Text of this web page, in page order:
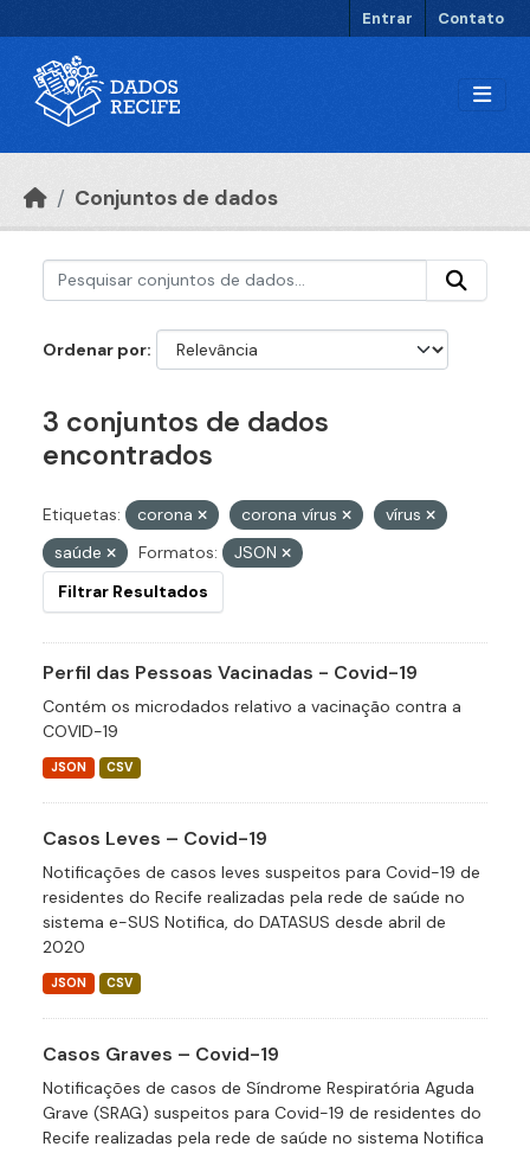
Entrar Contato
Conjuntos de dados
Ordenar por
3 conjuntos de dados
encontrados
Etiquetas: corona corona vírus
vírus
saúde
Formatos:
JSON
Filtrar Resultados
Perfil das Pessoas Vacinadas - Covid-19
Contém os microdados relativo a vacinação contra a
COVID-19
JSON CSV
Casos Leves – Covid-19
Notificações de casos leves suspeitos para Covid-19 de
residentes do Recife realizadas pela rede de saúde no
sistema e-SUS Notifica, do DATASUS desde abril de
2020
JSON CSV
Casos Graves – Covid-19
Notificações de casos de Síndrome Respiratória Aguda
Grave (SRAG) suspeitos para Covid-19 de residentes do
Recife realizadas pela rede de saúde no sistema Notifica